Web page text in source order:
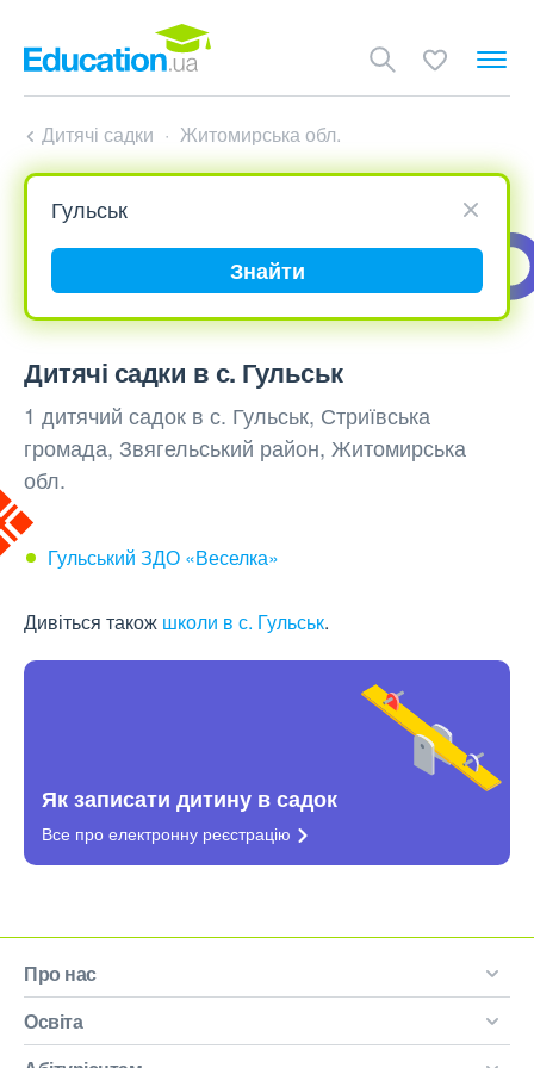
Дитячі садки Житомирська обл.
Знайти
Дитячі садки в с. Гульськ
1 дитячий садок в с. Гульськ, Стриївська
громада, Звягельський район, Житомирська
обл.
Гульський ЗДО «Веселка»
Дивіться також школи в с. Гульськ.
Як записати дитину в садок
Все про електронну реєстрацію
Про нас
Освіта